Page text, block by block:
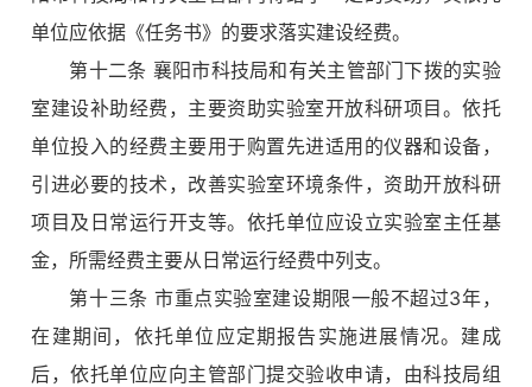
单位应依据《任务书》的要求落实建设经费。
第十二条 襄阳市科技局和有关主管部门下拨的实验
室建设补助经费，主要资助实验室开放科研项目。依托
单位投入的经费主要用于购置先进适用的仪器和设备，
引进必要的技术，改善实验室环境条件，资助开放科研
项目及日常运行开支等。依托单位应设立实验室主任基
金，所需经费主要从日常运行经费中列支。
第十三条 市重点实验室建设期限一般不超过3年，
在建期间，依托单位应定期报告实施进展情况。建成
后，依托单位应向主管部门提交验收申请，由科技局组